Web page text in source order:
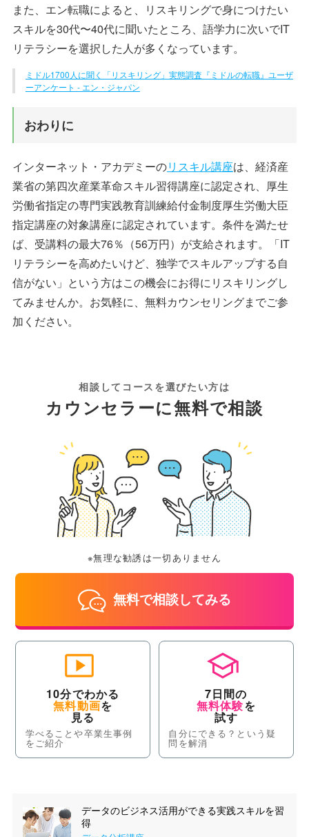
また、エン転職によると、リスキリングで身につけたい
スキルを30代〜40代に聞いたところ、語学力に次いでIT
リテラシーを選択した人が多くなっています。
ミドル1700人に聞く「リスキリング」実態調査『ミドルの転職』ユーザ
ーアンケート - エン・ジャパン
おわりに
インターネット・アカデミーのリスキル講座は、経済産
業省の第四次産業革命スキル習得講座に認定され、厚生
労働省指定の専門実践教育訓練給付金制度厚生労働大臣
指定講座の対象講座に認定されています。条件を満たせ
ば、受講料の最大76％（56万円）が支給されます。「IT
リテラシーを高めたいけど、独学でスキルアップする自
信がない」という方はこの機会にお得にリスキリングし
てみませんか。お気軽に、無料カウンセリングまでご参
加ください。
相談してコースを選びたい方は
カウンセラーに無料で相談
※無理な勧誘は一切ありません
無料で相談してみる
10分でわかる
無料動画を
見る
学べることや卒業生事例
をご紹介
7日間の
無料体験を
試す
自分にできる？という疑
問を解消
データのビジネス活用ができる実践スキルを習
得